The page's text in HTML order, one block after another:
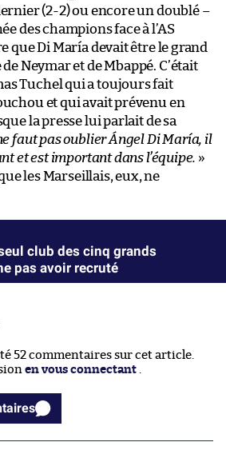
(2-2) ou encore un doublé –
des champions face à l’AS
que Di María devait être le grand
Neymar et de Mbappé. C’était
Tuchel qui a toujours fait
et qui avait prévenu en
la presse lui parlait de sa
faut pas oublier Ángel Di María, il
et est important dans l’équipe. »
les Marseillais, eux, ne
club des cinq grands
pas avoir recruté
52 commentaires sur cet article.
en vous connectant